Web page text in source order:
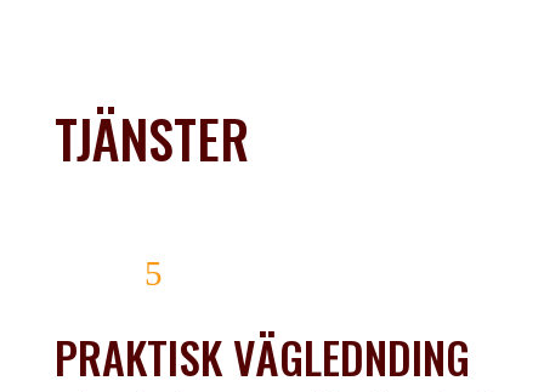
TJÄNSTER
PRAKTISK VÄGLEDNDING